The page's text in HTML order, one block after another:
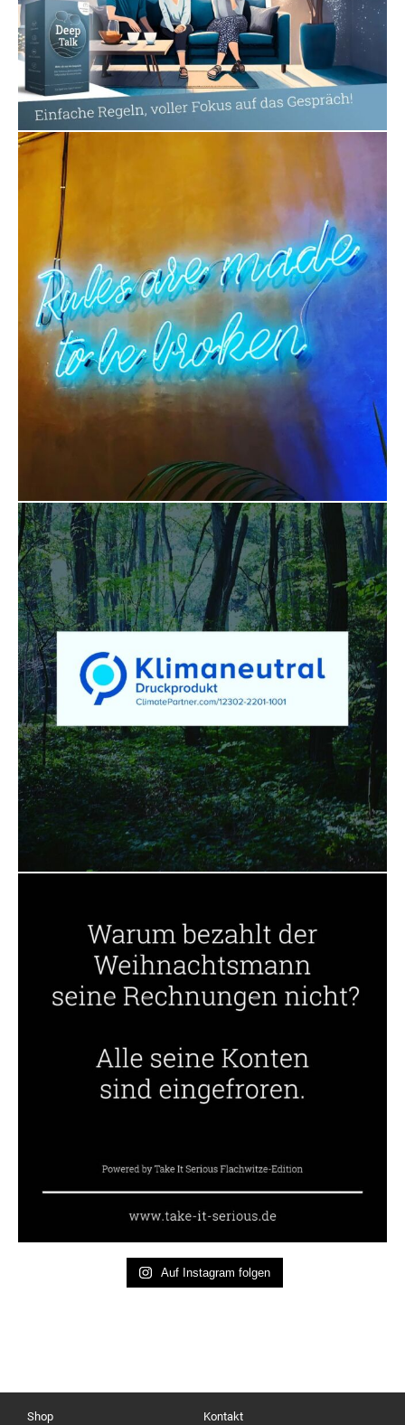
Auf Instagram folgen
Shop Kontakt